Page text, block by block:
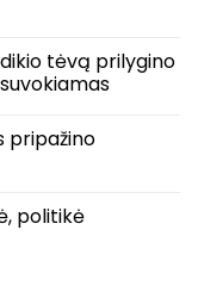
tėvą prilygino
pripažino
politikė